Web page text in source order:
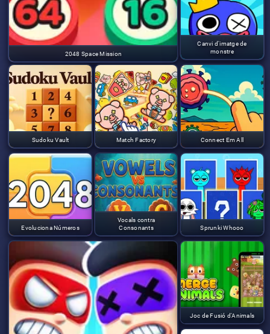
2048 Space Mission
Canvi d'imatge de
monstre
Sudoku Vault Match Factory Connect Em All
Evoluciona Números
Vocals contra
Consonants
Sprunki Whooo
Joc de Fusió d'Animals